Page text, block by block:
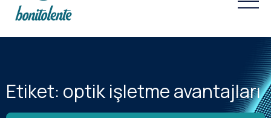
Etiket: optik işletme avantajları